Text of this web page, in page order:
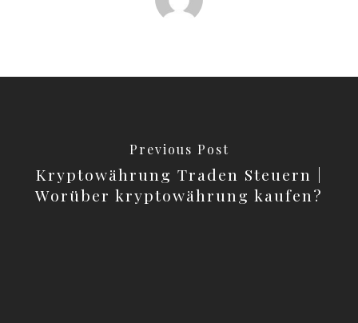
Previous Post
Kryptowährung Traden Steuern |
Worüber kryptowährung kaufen?